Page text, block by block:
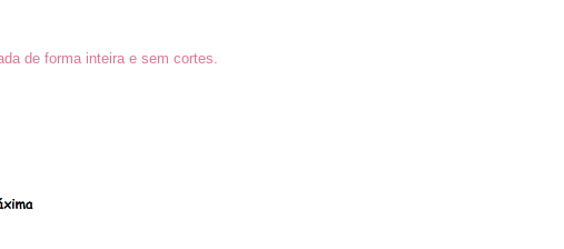
de forma inteira e sem cortes.